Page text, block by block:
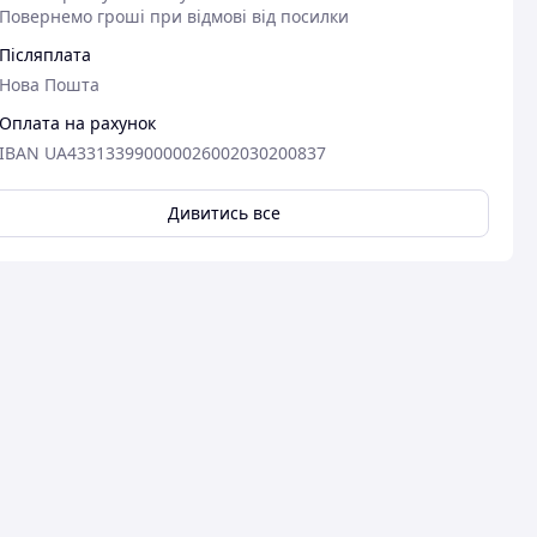
Повернемо гроші при відмові від посилки
Післяплата
Нова Пошта
Оплата на рахунок
IBAN UA433133990000026002030200837
Дивитись все